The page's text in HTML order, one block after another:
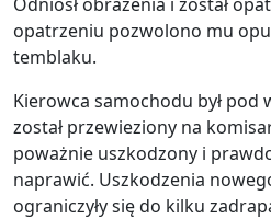
opatrzeniu pozwolono mu
temblaku.
Kierowca samochodu był pod
został przewieziony na
poważnie uszkodzony i
naprawić. Uszkodzenia
ograniczyły się do kilku